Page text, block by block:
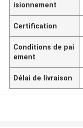
isionnement
Certification
Conditions de pai
ement
Délai de livraison